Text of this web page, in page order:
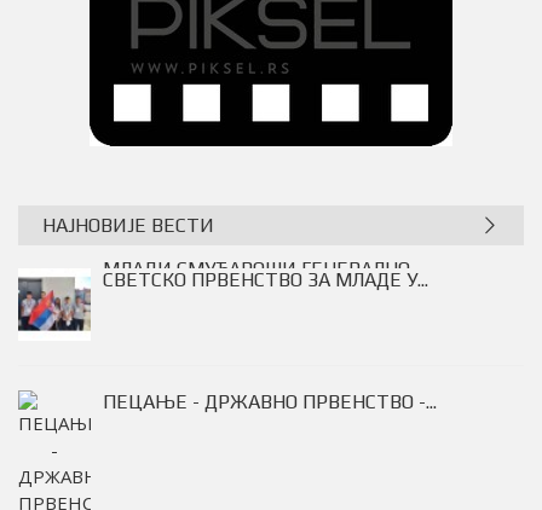
НАЈНОВИЈЕ ВЕСТИ
МЛАДИ СМУЂАРОШИ ГЕНЕРАЛНО...
СВЕТСКО ПРВЕНСТВО ЗА МЛАДЕ У...